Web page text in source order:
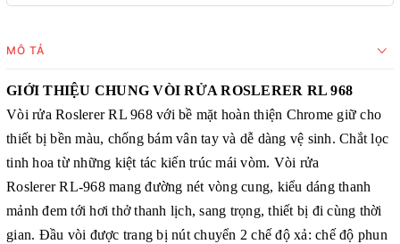
MÔ TẢ
GIỚI THIỆU CHUNG VÒI RỬA ROSLERER RL 968
Vòi rửa Roslerer RL 968 với bề mặt hoàn thiện Chrome giữ cho
thiết bị bền màu, chống bám vân tay và dễ dàng vệ sinh. Chắt lọc
tinh hoa từ những kiệt tác kiến trúc mái vòm. Vòi rửa
Roslerer RL-968 mang đường nét vòng cung, kiểu dáng thanh
mảnh đem tới hơi thở thanh lịch, sang trọng, thiết bị đi cùng thời
gian. Đầu vòi được trang bị nút chuyển 2 chế độ xả: chế độ phun